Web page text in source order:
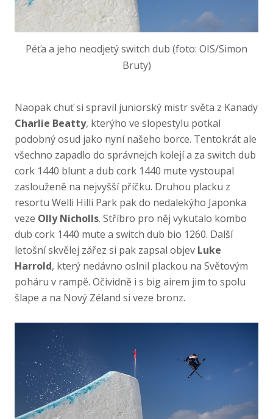
Péťa a jeho neodjetý switch dub (foto: OIS/Simon
Bruty)
Naopak chuť si spravil juniorský mistr světa z Kanady
Charlie Beatty, kterýho ve slopestylu potkal
podobný osud jako nyní našeho borce. Tentokrát ale
všechno zapadlo do správnejch kolejí a za switch dub
cork 1440 blunt a dub cork 1440 mute vystoupal
zaslouženě na nejvyšší příčku. Druhou placku z
resortu Welli Hilli Park pak do nedalekýho Japonka
veze Olly Nicholls. Stříbro pro něj vykutalo kombo
dub cork 1440 mute a switch dub bio 1260. Další
letošní skvělej zářez si pak zapsal objev Luke
Harrold, který nedávno oslnil plackou na Světovým
poháru v rampě. Očividně i s big airem jim to spolu
šlape a na Nový Zéland si veze bronz.